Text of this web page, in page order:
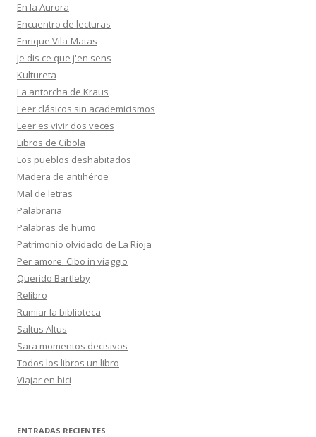
En la Aurora
Encuentro de lecturas
Enrique Vila-Matas
Je dis ce que j'en sens
Kultureta
La antorcha de Kraus
Leer clásicos sin academicismos
Leer es vivir dos veces
Libros de Cíbola
Los pueblos deshabitados
Madera de antihéroe
Mal de letras
Palabraria
Palabras de humo
Patrimonio olvidado de La Rioja
Per amore. Cibo in viaggio
Querido Bartleby
Relibro
Rumiar la biblioteca
Saltus Altus
Sara momentos decisivos
Todos los libros un libro
Viajar en bici
ENTRADAS RECIENTES